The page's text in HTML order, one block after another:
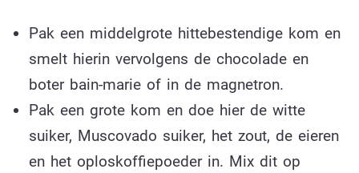
Pak een middelgrote hittebestendige kom en
smelt hierin vervolgens de chocolade en
boter bain-marie of in de magnetron.
Pak een grote kom en doe hier de witte
suiker, Muscovado suiker, het zout, de eieren
en het oploskoffiepoeder in. Mix dit op